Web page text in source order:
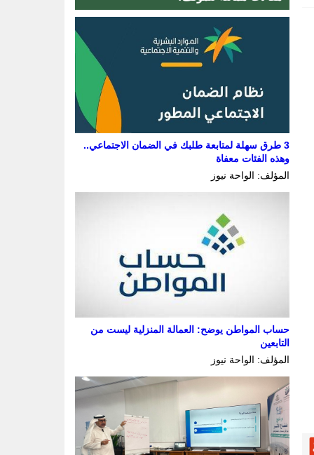
3 طرق سهلة لمتابعة طلبك في الضمان الاجتماعي..
وهذه الفئات معفاة
المؤلف: الواحة نيوز
حساب المواطن يوضح: العمالة المنزلية ليست من
التابعين
المؤلف: الواحة نيوز